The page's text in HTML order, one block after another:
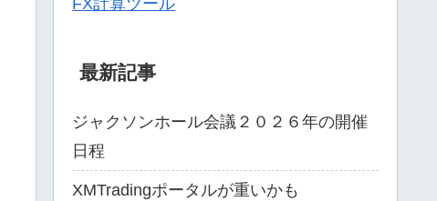
FX計算ツール
最新記事
ジャクソンホール会議２０２６年の開催
日程
XMTradingポータルが重いかも